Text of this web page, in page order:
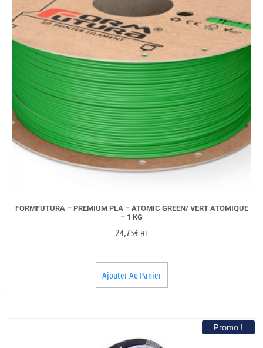
FORMFUTURA – PREMIUM PLA – ATOMIC GREEN/ VERT ATOMIQUE
– 1 KG
24,75€ HT
Ajouter Au Panier
Promo !